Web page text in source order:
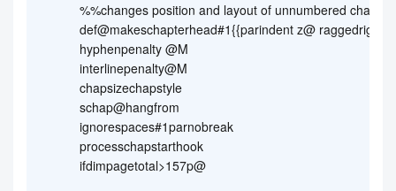
%%changes position and layout of unnumbered
def@makeschapterhead#1{{parindent z@
hyphenpenalty @M
interlinepenalty@M
chapsizechapstyle
schap@hangfrom
ignorespaces#1parnobreak
processchapstarthook
ifdimpagetotal>157p@